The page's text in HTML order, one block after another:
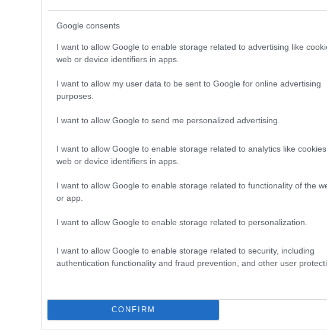
Google consents
I want to allow Google to enable storage related to advertising like
web or device identifiers in apps.
I want to allow my user data to be sent to Google for online advertising
purposes.
I want to allow Google to send me personalized advertising.
I want to allow Google to enable storage related to analytics like
web or device identifiers in apps.
I want to allow Google to enable storage related to functionality of the
or app.
I want to allow Google to enable storage related to personalization.
I want to allow Google to enable storage related to security, including
authentication functionality and fraud prevention, and other user
CONFIRM
χωρίς κόπο
γνωρίζουν πως η διαδρομή μέχρι να στηθείτε στην παραλία
και από την ίδια την επιστροφή. Τα τροχήλατα
αυτή τη διαδικασία σημαντικά πιο απλή.